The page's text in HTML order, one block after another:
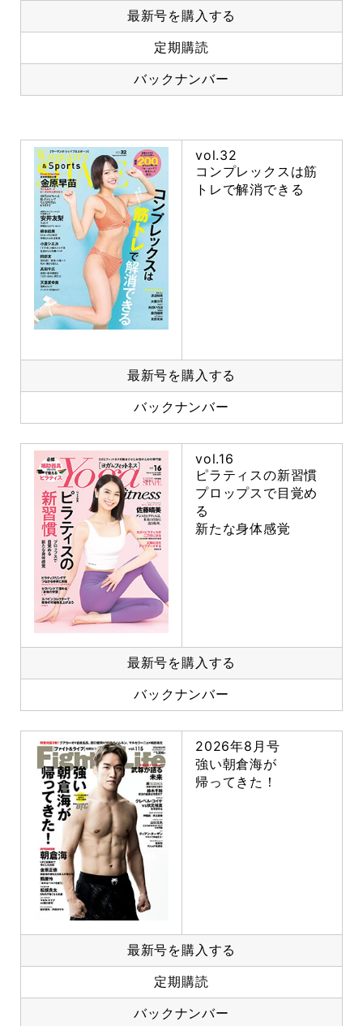
最新号を購入する
定期購読
バックナンバー
vol.32
コンプレックスは筋
トレで解消できる
最新号を購入する
バックナンバー
vol.16
ピラティスの新習慣
プロップスで目覚め
る
新たな身体感覚
最新号を購入する
バックナンバー
2026年8月号
強い朝倉海が
帰ってきた！
最新号を購入する
定期購読
バックナンバー